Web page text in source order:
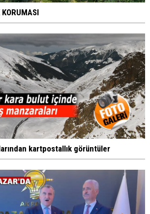
kartpostallık görüntüler